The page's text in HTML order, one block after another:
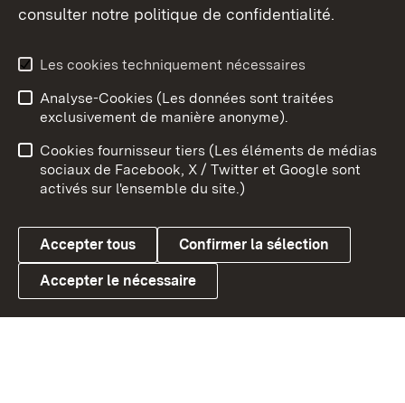
Aperçu des thèmes
Link zum Landesportal
Conseils d'utilisation
Confidentialité
Cookies
consulter notre politique de confidentialité.
Les cookies techniquement nécessaires
Analyse-Cookies (Les données sont traitées
exclusivement de manière anonyme).
Cookies fournisseur tiers (Les éléments de médias
sociaux de Facebook, X / Twitter et Google sont
activés sur l'ensemble du site.)
Accepter tous Confirmer la sélection
Accepter le nécessaire